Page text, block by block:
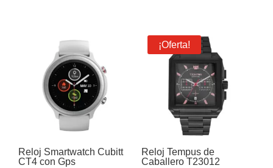
era:
$ 3.378.000.
$ 2.447.000.
Reloj Smartwatch Cubitt
CT4 con Gps
¡Oferta!
Reloj Tempus de
Caballero T23012